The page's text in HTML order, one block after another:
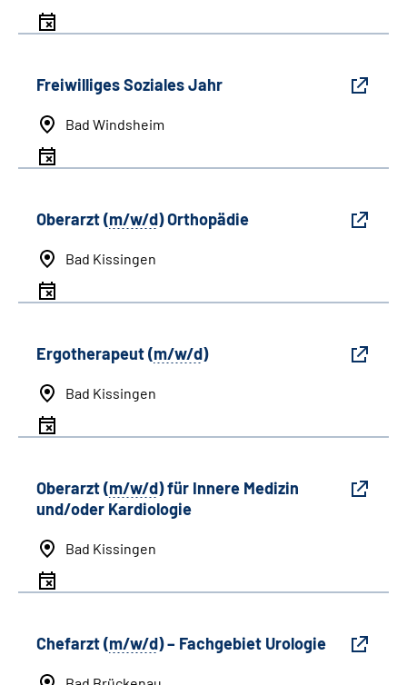
Freiwilliges Soziales Jahr
Bad Windsheim
Oberarzt (m/w/d) Orthopädie
Bad Kissingen
Ergotherapeut (m/w/d)
Bad Kissingen
Oberarzt (m/w/d) für Innere Medizin
und/oder Kardiologie
Bad Kissingen
Chefarzt (m/w/d) – Fachgebiet Urologie